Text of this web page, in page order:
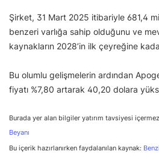
Şirket, 31 Mart 2025 itibariyle 681,4
benzeri varlığa sahip olduğunu ve
kaynakların 2028’in ilk çeyreğine
Bu olumlu gelişmelerin ardından
fiyatı %7,80 artarak 40,20 dolara
Burada yer alan bilgiler yatırım tavsiyesi
Beyanı
Bu içerik hazırlanırken faydalanılan kaynak: